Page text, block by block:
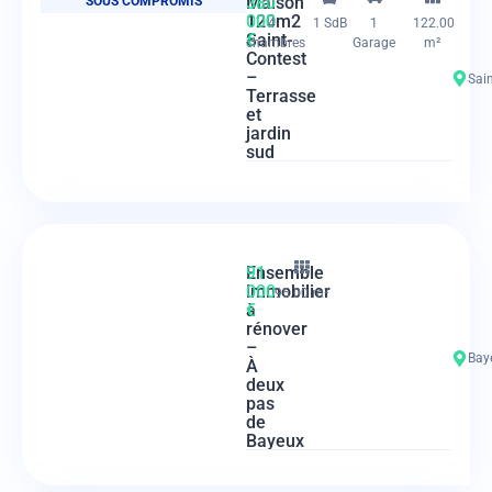
120m2
Saint-
Contest
–
Terrasse
et
jardin
sud
000
€
4
chambres
1 SdB
1
Garage
122.00
m²
Ensemble
immobilier
à
rénover
–
À
deux
pas
de
Bayeux
91
000
€
95.00 m²